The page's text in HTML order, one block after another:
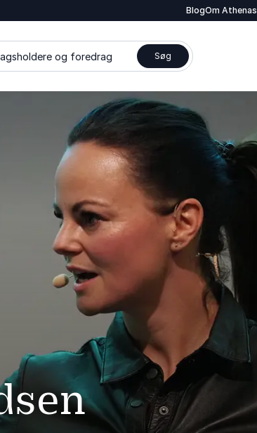
BlogOm Athenas
og foredrag Søg